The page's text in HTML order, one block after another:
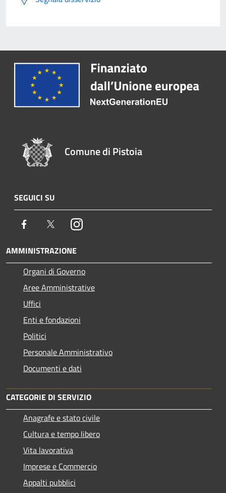
Comune di Pistoia
SEGUICI SU
Facebook TwitterInstagram
AMMINISTRAZIONE
Organi di Governo
Aree Amministrative
Uffici
Enti e fondazioni
Politici
Personale Amministrativo
Documenti e dati
CATEGORIE DI SERVIZIO
Anagrafe e stato civile
Cultura e tempo libero
Vita lavorativa
Imprese e Commercio
Appalti pubblici